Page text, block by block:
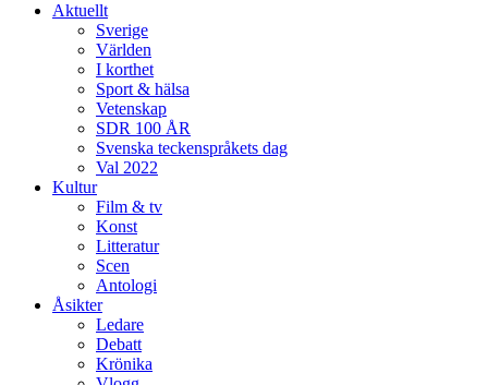
Aktuellt
Sverige
Världen
I korthet
Sport & hälsa
Vetenskap
SDR 100 ÅR
Svenska teckenspråkets dag
Val 2022
Kultur
Film & tv
Konst
Litteratur
Scen
Antologi
Åsikter
Ledare
Debatt
Krönika